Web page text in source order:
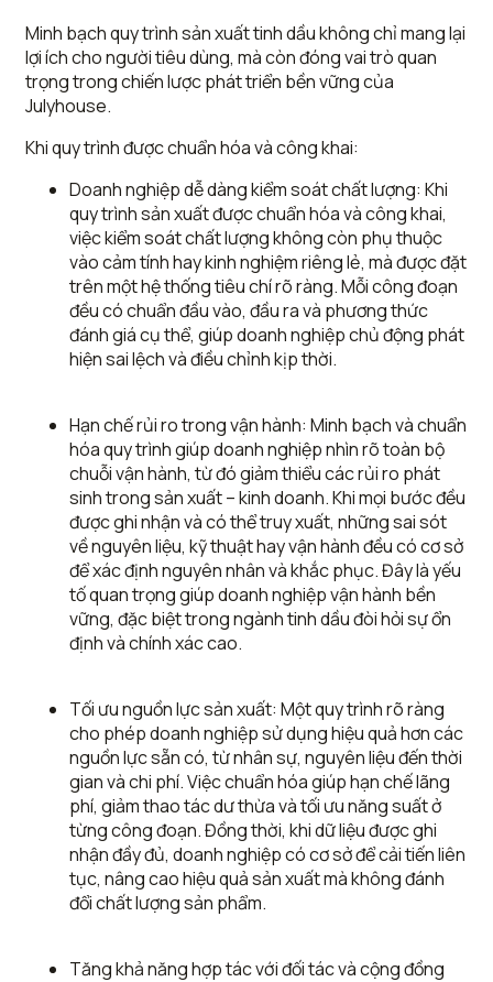
Minh bạch quy trình sản xuất tinh dầu không chỉ mang lại
lợi ích cho người tiêu dùng, mà còn đóng vai trò quan
trọng trong chiến lược phát triển bền vững của
Julyhouse.
Khi quy trình được chuẩn hóa và công khai:
Doanh nghiệp dễ dàng kiểm soát chất lượng: Khi
quy trình sản xuất được chuẩn hóa và công khai,
việc kiểm soát chất lượng không còn phụ thuộc
vào cảm tính hay kinh nghiệm riêng lẻ, mà được đặt
trên một hệ thống tiêu chí rõ ràng. Mỗi công đoạn
đều có chuẩn đầu vào, đầu ra và phương thức
đánh giá cụ thể, giúp doanh nghiệp chủ động phát
hiện sai lệch và điều chỉnh kịp thời.
Hạn chế rủi ro trong vận hành: Minh bạch và chuẩn
hóa quy trình giúp doanh nghiệp nhìn rõ toàn bộ
chuỗi vận hành, từ đó giảm thiểu các rủi ro phát
sinh trong sản xuất – kinh doanh. Khi mọi bước đều
được ghi nhận và có thể truy xuất, những sai sót
về nguyên liệu, kỹ thuật hay vận hành đều có cơ sở
để xác định nguyên nhân và khắc phục. Đây là yếu
tố quan trọng giúp doanh nghiệp vận hành bền
vững, đặc biệt trong ngành tinh dầu đòi hỏi sự ổn
định và chính xác cao.
Tối ưu nguồn lực sản xuất: Một quy trình rõ ràng
cho phép doanh nghiệp sử dụng hiệu quả hơn các
nguồn lực sẵn có, từ nhân sự, nguyên liệu đến thời
gian và chi phí. Việc chuẩn hóa giúp hạn chế lãng
phí, giảm thao tác dư thừa và tối ưu năng suất ở
từng công đoạn. Đồng thời, khi dữ liệu được ghi
nhận đầy đủ, doanh nghiệp có cơ sở để cải tiến liên
tục, nâng cao hiệu quả sản xuất mà không đánh
đổi chất lượng sản phẩm.
Tăng khả năng hợp tác với đối tác và cộng đồng